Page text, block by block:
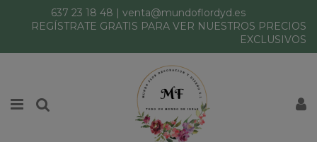
637 23 18 48 | venta@mundoflordyd.es
REGÍSTRATE GRATIS PARA VER NUESTROS PRECIOS
EXCLUSIVOS